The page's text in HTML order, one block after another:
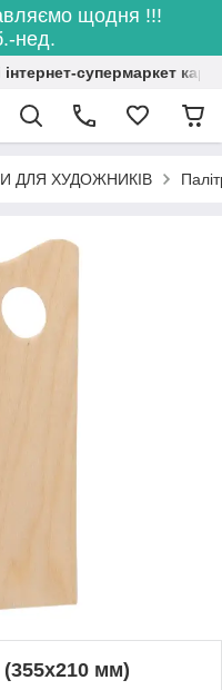
щодня !!!
нед.
супермаркет
ДЛЯ ХУДОЖНИКІВ
(355х210 мм)